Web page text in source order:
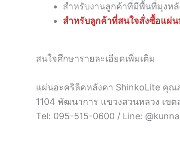
สำหรับงานลูกค้าที่มีพื้นที่มุงหลั
สำหรับลูกค้าที่สนใจสั่งซื้อแผ่
สนใจศึกษารายละเอียดเพิ่มเติม
แผ่นอะคริลิคหลังคา ShinkoLite คุณ
1104 พัฒนาการ แขวงสวนหลวง เขต
Tel: 095-515-0600 / Line: